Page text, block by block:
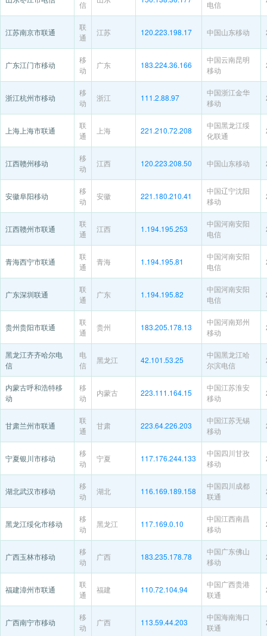
信
电信
江苏南京市联通
联
通
江苏 120.223.198.17 中国山东移动
广东江门市移动
移
动
广东 183.224.36.166
中国云南昆明
移动
浙江杭州市移动
移
动
浙江 111.2.88.97
中国浙江金华
移动
上海上海市联通
联
通
上海 221.210.72.208
中国黑龙江绥
化联通
江西赣州移动
移
动
江西 120.223.208.50 中国山东移动
安徽阜阳移动
移
动
安徽 221.180.210.41
中国辽宁沈阳
移动
江西赣州市联通
联
通
江西 1.194.195.253
中国河南安阳
电信
青海西宁市联通
联
通
青海 1.194.195.81
中国河南安阳
电信
广东深圳联通
联
通
广东 1.194.195.82
中国河南安阳
电信
贵州贵阳市联通
联
通
贵州 183.205.178.13
中国河南郑州
移动
黑龙江齐齐哈尔电
信
电
信
黑龙江 42.101.53.25
中国黑龙江哈
尔滨电信
内蒙古呼和浩特移
动
移
动
内蒙古 223.111.164.15
中国江苏淮安
移动
甘肃兰州市联通
联
通
甘肃 223.64.226.203
中国江苏无锡
移动
宁夏银川市移动
移
动
宁夏 117.176.244.133
中国四川甘孜
移动
湖北武汉市移动
移
动
湖北 116.169.189.158
中国四川成都
联通
黑龙江绥化市移动
移
动
黑龙江 117.169.0.10
中国江西南昌
移动
广西玉林市移动
移
动
广西 183.235.178.78
中国广东佛山
移动
福建漳州市联通
联
通
福建 110.72.104.94
中国广西贵港
联通
广西南宁市移动
移
动
广西 113.59.44.203
中国海南海口
联通